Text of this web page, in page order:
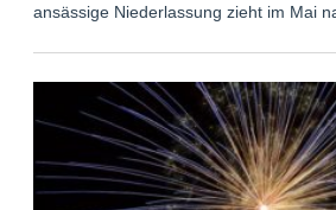
ansässige Niederlassung zieht im Mai